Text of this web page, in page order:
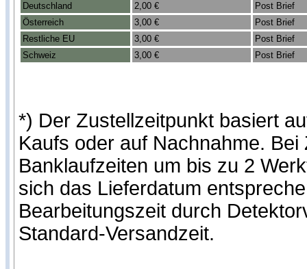
Deutschland
2,00 €
Post Brief
Österreich
3,00 €
Post Brief
Restliche EU
3,00 €
Post Brief
Schweiz
3,00 € Post Brief
*) Der Zustellzeitpunkt basiert
Kaufs oder auf Nachnahme.
Banklaufzeiten um bis zu 2
sich das Lieferdatum
Bearbeitungszeit durch
Standard-Versandzeit.